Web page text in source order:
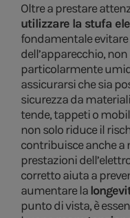
Oltre a prestare
utilizzare la stufa
fondamentale
dell’apparecchio,
particolarmente
assicurarsi che sia
sicurezza da
tende, tappeti o
non solo riduce il
contribuisce anche a
prestazioni
corretto aiuta a
aumentare la
punto di vista, è